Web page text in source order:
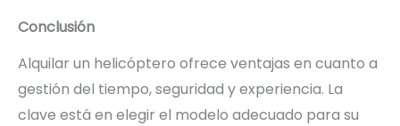
Conclusión
Alquilar un helicóptero ofrece ventajas en cuanto a
gestión del tiempo, seguridad y experiencia. La
clave está en elegir el modelo adecuado para su